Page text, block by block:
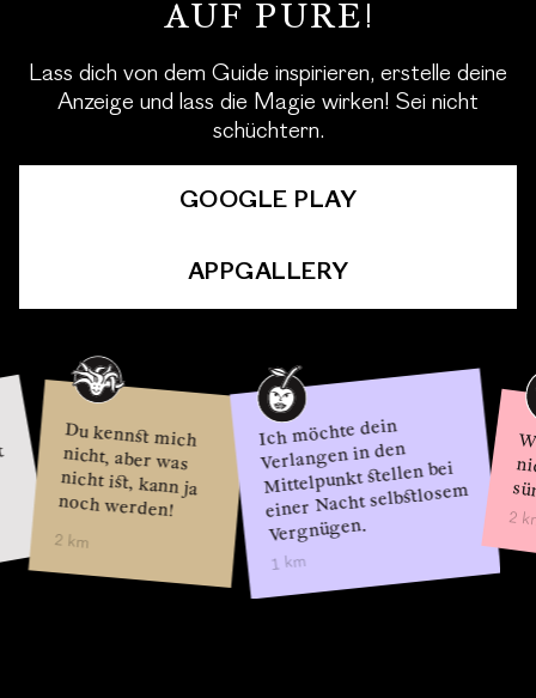
AUF PURE !
Lass dich von dem Guide inspirieren, erstelle deine
Anzeige und lass die Magie wirken! Sei nicht
schüchtern.
GOOGLE PLAY
APPGALLERY
Du kennst mich
nicht, aber was
nicht ist, kann ja
noch werden!
2 km
Ich möchte dein
Verlangen in den
Mittelpunkt stellen bei
einer Nacht selbstlosem
Vergnügen.
1 km
Wer
2 km